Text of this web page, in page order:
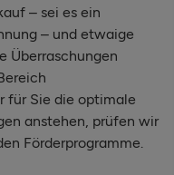
– sei es ein
– und etwaige
Überraschungen
für Sie die optimale
anstehen, prüfen wir
Förderprogramme.